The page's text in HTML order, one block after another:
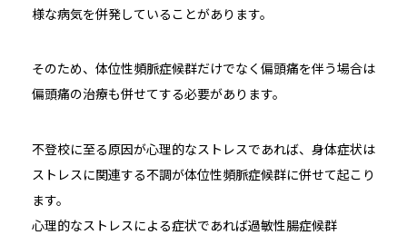
様な病気を併発していることがあります。
そのため、体位性頻脈症候群だけでなく偏頭痛を伴う場合は
偏頭痛の治療も併せてする必要があります。
不登校に至る原因が心理的なストレスであれば、身体症状は
ストレスに関連する不調が体位性頻脈症候群に併せて起こり
ます。
心理的なストレスによる症状であれば過敏性腸症候群